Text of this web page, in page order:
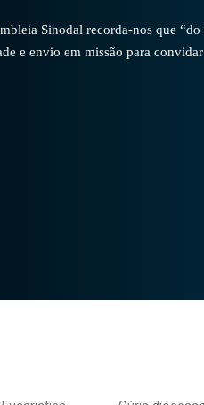
Sinodal recorda-nos que
e envio em missão para